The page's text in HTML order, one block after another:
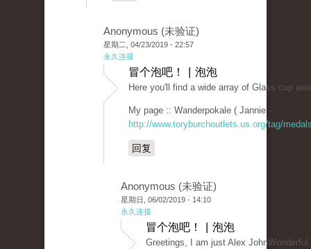
Anonymous (未验证)
星期二, 04/23/2019 - 22:57
永久连接
冒个泡吧！ | 泡泡
Here you'll find a wide array of Glass cup
My page :: Wanderpokale ( Jannie -
http://www.toryburchoutlets.us.org/tag/
回复
Anonymous (未验证)
星期日, 06/02/2019 - 14:10
永久连接
冒个泡吧！ | 泡泡
Greetings, I am just Alex